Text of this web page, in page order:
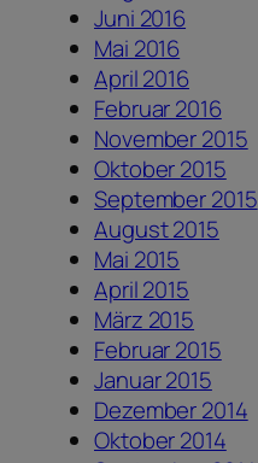
Juni 2016
Mai 2016
April 2016
Februar 2016
November 2015
Oktober 2015
September 2015
August 2015
Mai 2015
April 2015
März 2015
Februar 2015
Januar 2015
Dezember 2014
Oktober 2014